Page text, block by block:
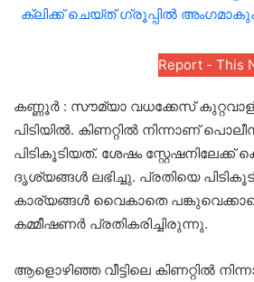
ക്ലിക്ക് ചെയ്ത് ഗ്രൂപ്പിൽ അംഗമാകുക
Report - This
കണ്ണൂർ : സൗമ്യാ വധക്കേസ് കുറ്റവാളി
പിടിയില്‍. കിണറ്റില്‍ നിന്നാണ്
പിടികൂടിയത്. ശേഷം സ്റ്റേഷനിലേക്ക്
ദൃശ്യങ്ങള്‍ ലഭിച്ചു. പ്രതിയെ
കാര്യങ്ങൾ വെെകാതെ
കമ്മീഷണർ പ്രതികരിച്ചിരുന്നു.
ആളൊഴിഞ്ഞ വീട്ടിലെ കിണറ്റിൽ